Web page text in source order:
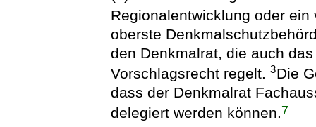
Regionalentwicklung oder
oberste
den Denkmalrat, die auch
Vorschlagsrecht regelt.3Die
dass der Denkmalrat
delegiert werden können.7